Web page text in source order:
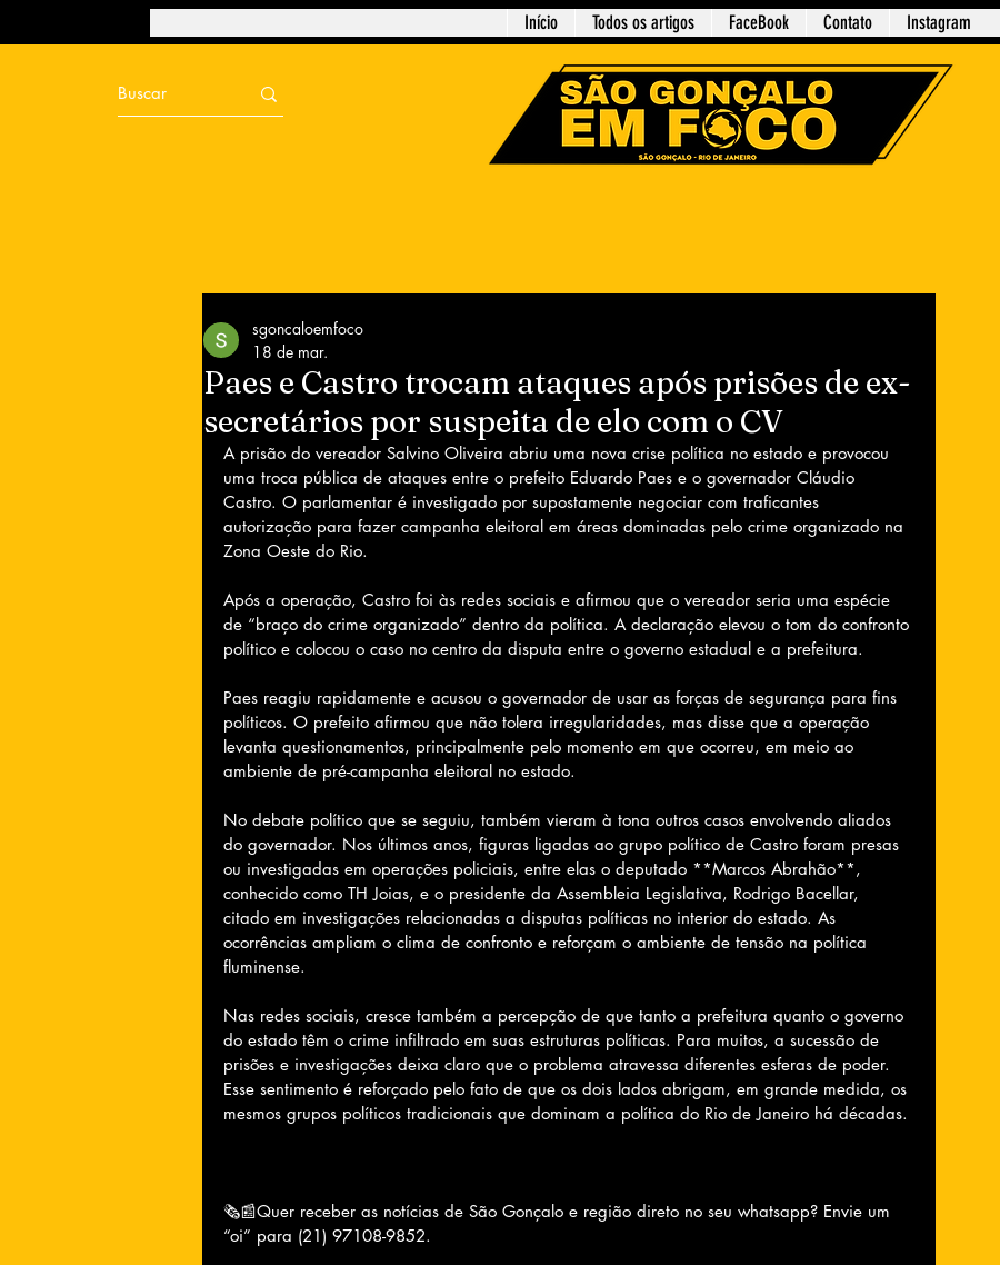
Início Todos os artigos FaceBook Contato Instagram
Paes e Castro trocam ataques após prisões de ex-
secretários por suspeita de elo com o CV
sgoncaloemfoco
18 de mar.
A prisão do vereador Salvino Oliveira abriu uma nova crise política no estado e provocou
uma troca pública de ataques entre o prefeito Eduardo Paes e o governador Cláudio
Castro. O parlamentar é investigado por supostamente negociar com traficantes
autorização para fazer campanha eleitoral em áreas dominadas pelo crime organizado na
Zona Oeste do Rio.
Após a operação, Castro foi às redes sociais e afirmou que o vereador seria uma espécie
de “braço do crime organizado” dentro da política. A declaração elevou o tom do confronto
político e colocou o caso no centro da disputa entre o governo estadual e a prefeitura.
Paes reagiu rapidamente e acusou o governador de usar as forças de segurança para fins
políticos. O prefeito afirmou que não tolera irregularidades, mas disse que a operação
levanta questionamentos, principalmente pelo momento em que ocorreu, em meio ao
ambiente de pré-campanha eleitoral no estado.
No debate político que se seguiu, também vieram à tona outros casos envolvendo aliados
do governador. Nos últimos anos, figuras ligadas ao grupo político de Castro foram presas
ou investigadas em operações policiais, entre elas o deputado **Marcos Abrahão**,
conhecido como TH Joias, e o presidente da Assembleia Legislativa, Rodrigo Bacellar,
citado em investigações relacionadas a disputas políticas no interior do estado. As
ocorrências ampliam o clima de confronto e reforçam o ambiente de tensão na política
fluminense.
Nas redes sociais, cresce também a percepção de que tanto a prefeitura quanto o governo
do estado têm o crime infiltrado em suas estruturas políticas. Para muitos, a sucessão de
prisões e investigações deixa claro que o problema atravessa diferentes esferas de poder.
Esse sentimento é reforçado pelo fato de que os dois lados abrigam, em grande medida, os
mesmos grupos políticos tradicionais que dominam a política do Rio de Janeiro há décadas.
🗞📰Quer receber as notícias de São Gonçalo e região direto no seu whatsapp? Envie um
“oi” para (21) 97108-9852.